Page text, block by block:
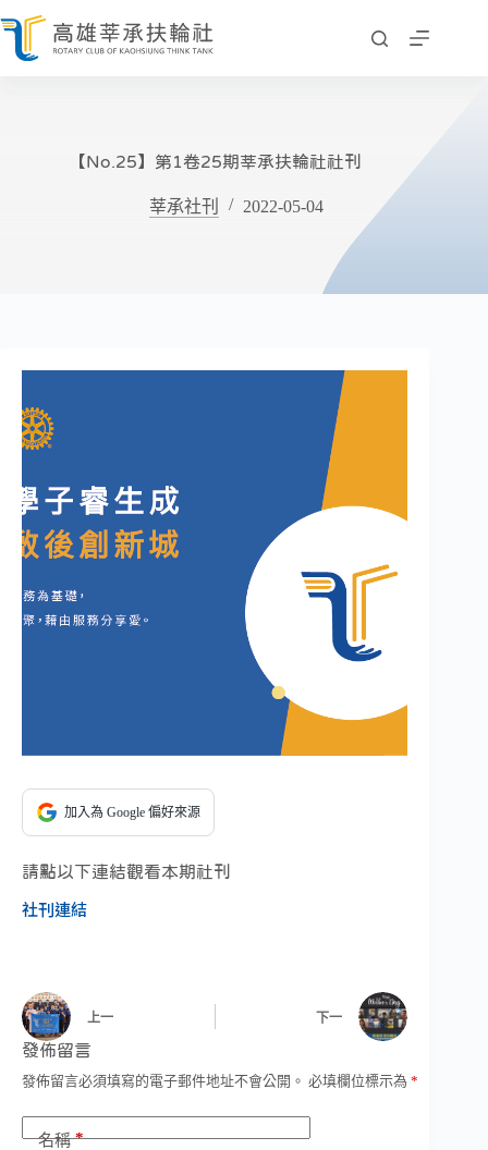
至
【No.25】第1卷25期莘承扶輪社社刊
莘承社刊 2022-05-04
加入為 Google 偏好來源
請點以下連結觀看本期社刊
社刊連結
上一 下一
發佈留言
發佈留言必須填寫的電子郵件地址不會公開。 必填欄位標示為 *
名稱*